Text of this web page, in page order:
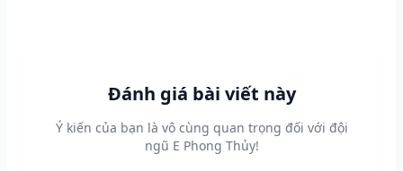
Đánh giá bài viết này
Ý kiến của bạn là vô cùng quan trọng đối với đội
ngũ E Phong Thủy!